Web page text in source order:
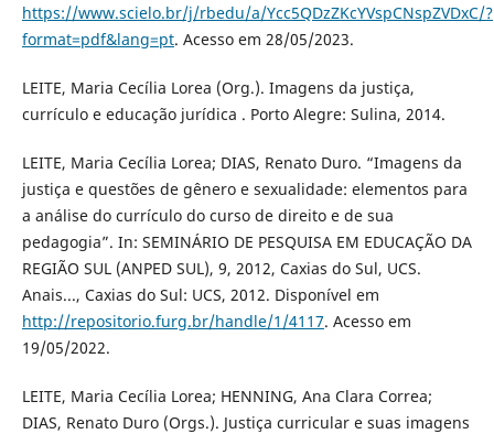
https://www.scielo.br/j/rbedu/a/Ycc5QDzZKcYVspCNspZVDxC/?
format=pdf&lang=pt. Acesso em 28/05/2023.
LEITE, Maria Cecília Lorea (Org.). Imagens da justiça,
currículo e educação jurídica . Porto Alegre: Sulina, 2014.
LEITE, Maria Cecília Lorea; DIAS, Renato Duro. “Imagens da
justiça e questões de gênero e sexualidade: elementos para
a análise do currículo do curso de direito e de sua
pedagogia”. In: SEMINÁRIO DE PESQUISA EM EDUCAÇÃO DA
REGIÃO SUL (ANPED SUL), 9, 2012, Caxias do Sul, UCS.
Anais..., Caxias do Sul: UCS, 2012. Disponível em
http://repositorio.furg.br/handle/1/4117. Acesso em
19/05/2022.
LEITE, Maria Cecília Lorea; HENNING, Ana Clara Correa;
DIAS, Renato Duro (Orgs.). Justiça curricular e suas imagens